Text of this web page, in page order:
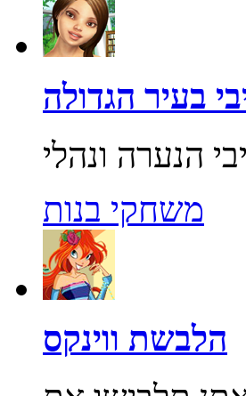
בעיר הגדולה
משחקי בנות
הלבשת ווינקס